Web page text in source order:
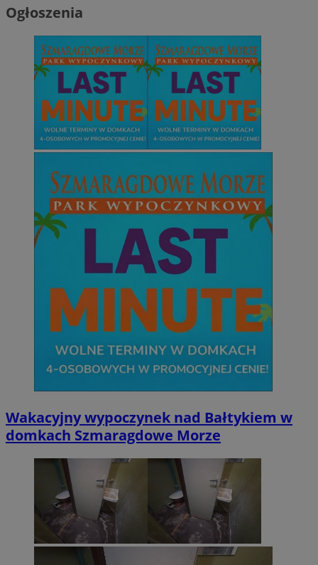
Ogłoszenia
Wakacyjny wypoczynek nad Bałtykiem w
domkach Szmaragdowe Morze